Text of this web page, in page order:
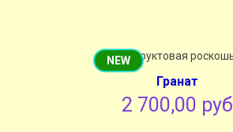
NEW
Гранат
2 700,00 руб